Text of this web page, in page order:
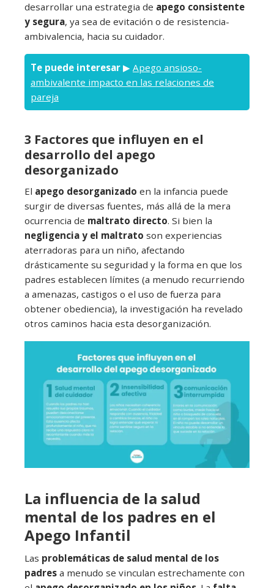
desarrollar una estrategia de apego consistente
y segura, ya sea de evitación o de resistencia-
ambivalencia, hacia su cuidador.
Te puede interesar ▶ Apego ansioso-
ambivalente impacto en las relaciones de
pareja
3 Factores que influyen en el
desarrollo del apego
desorganizado
El apego desorganizado en la infancia puede
surgir de diversas fuentes, más allá de la mera
ocurrencia de maltrato directo. Si bien la
negligencia y el maltrato son experiencias
aterradoras para un niño, afectando
drásticamente su seguridad y la forma en que los
padres establecen límites (a menudo recurriendo
a amenazas, castigos o el uso de fuerza para
obtener obediencia), la investigación ha revelado
otros caminos hacia esta desorganización.
La influencia de la salud
mental de los padres en el
Apego Infantil
Las problemáticas de salud mental de los
padres a menudo se vinculan estrechamente con